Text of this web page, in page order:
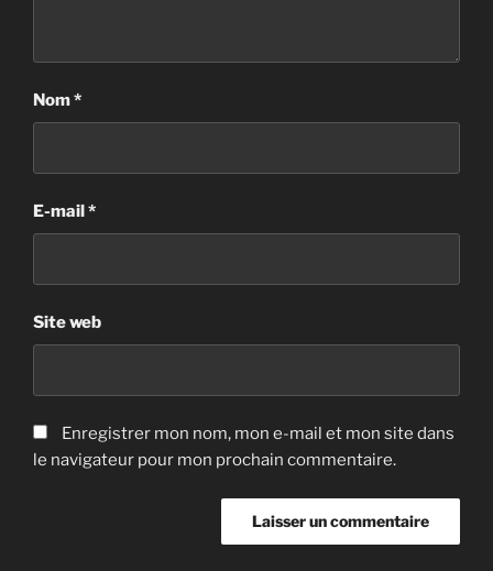
Nom*
E-mail *
Site web
Enregistrer mon nom, mon e-mail et mon site dans
le navigateur pour mon prochain commentaire.